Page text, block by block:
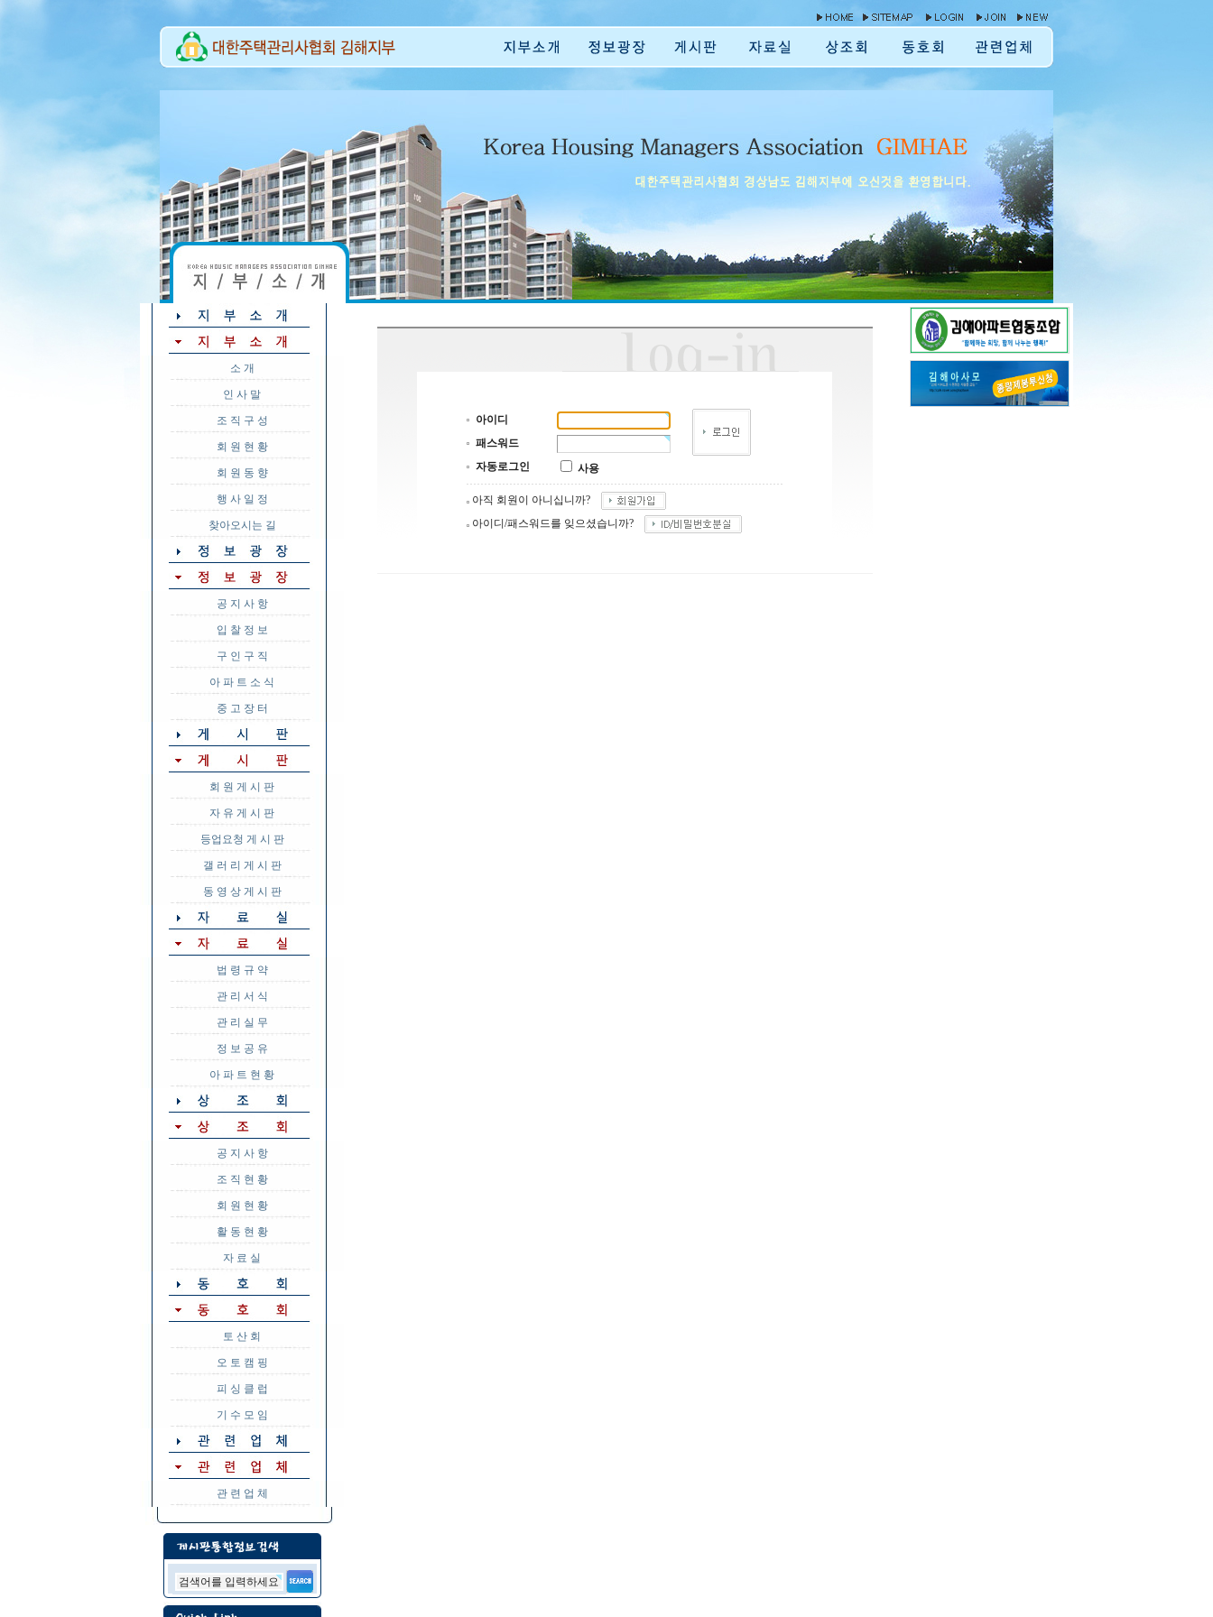
소 개
인 사 말
조 직 구 성
회 원 현 황
회 원 동 향
행 사 일 정
찾아오시는 길
공 지 사 항
입 찰 정 보
구 인 구 직
아 파 트 소 식
중 고 장 터
회 원 게 시 판
자 유 게 시 판
등업요청 게 시 판
갤 러 리 게 시 판
동 영 상 게 시 판
법 령 규 약
관 리 서 식
관 리 실 무
정 보 공 유
아 파 트 현 황
공 지 사 항
조 직 현 황
회 원 현 황
활 동 현 황
자 료 실
토 산 회
오 토 캠 핑
피 싱 클 럽
기 수 모 임
관 련 업 체
아이디
패스워드
자동로그인
사용
아직 회원이 아니십니까?
아이디/패스워드를 잊으셨습니까?